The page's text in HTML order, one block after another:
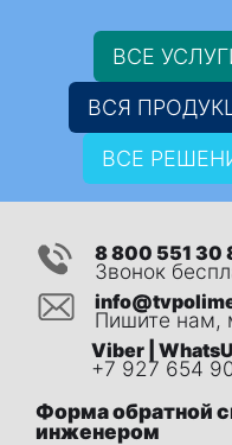
ВСЕ
ВСЯ
ВСЕ
8 800 551 30
Звонок
Пишите
Viber |
+7 927 654
Форма обратной
инженером